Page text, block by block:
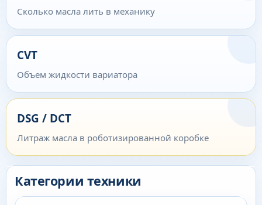
Сколько масла лить в механику
CVT
Объем жидкости вариатора
DSG / DCT
Литраж масла в роботизированной коробке
Категории техники